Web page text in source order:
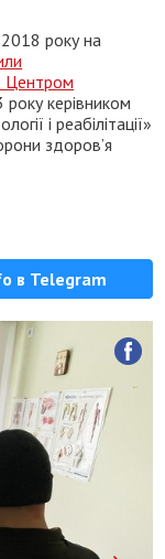
2018 року на
Центром
керівником
і реабілітації»
здоров’я
в Telegram